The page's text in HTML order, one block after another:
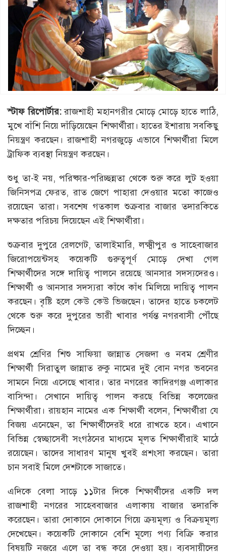
স্টাফ রিপোর্টার:রাজশাহী মহানগরীর মোড়ে মোড়ে হাতে লাঠি,
মুখে বাঁশি নিয়ে দাঁড়িয়েছেন শিক্ষার্থীরা। হাতের ইশারায় সবকিছু
নিয়ন্ত্রণ করছেন। রাজশাহী নগরজুড়ে এভাবে শিক্ষার্থীরা মিলে
ট্রাফিক ব্যবস্থা নিয়ন্ত্রণ করছেন।
শুধু তা-ই নয়, পরিষ্কার-পরিচ্ছন্নতা থেকে শুরু করে লুট হওয়া
জিনিসপত্র ফেরত, রাত জেগে পাহারা দেওয়ার মতো কাজেও
রয়েছেন তারা। সবশেষ গতকাল শুক্রবার বাজার তদারকিতে
দক্ষতার পরিচয় দিয়েছেন এই শিক্ষার্থীরা।
শুক্রবার দুপুরে রেলগেট, তালাইমারি, লক্ষ্মীপুর ও সাহেবাজার
জিরোপয়েন্টসহ কয়েকটি গুরুত্বপূর্ণ মোড়ে দেখা গেল
শিক্ষার্থীদের সঙ্গে দায়িত্ব পালনে রয়েছে আনসার সদস্যদেরও।
শিক্ষার্থী ও আনসার সদস্যরা কাঁধে কাঁধ মিলিয়ে দায়িত্ব পালন
করছেন। বৃষ্টি হলে কেউ কেউ ভিজছেন। তাদের হাতে চকলেট
থেকে শুরু করে দুপুরের ভারী খাবার পর্যন্ত নগরবাসী পৌঁছে
দিচ্ছেন।
প্রথম শ্রেণির শিশু সাফিয়া জান্নাত সেজদা ও নবম শ্রেণীর
শিক্ষার্থী সিরাতুল জান্নাত রুকু নামের দুই বোন নগর ভবনের
সামনে নিয়ে এসেছে খাবার। তার নগরের কাদিরগঞ্জ এলাকার
বাসিন্দা। সেখানে দায়িত্ব পালন করছে বিভিন্ন কলেজের
শিক্ষার্থীরা। রায়হান নামের এক শিক্ষার্থী বলেন, শিক্ষার্থীরা যে
বিজয় এনেছেন, তা শিক্ষার্থীদেরই ধরে রাখতে হবে। এখানে
বিভিন্ন স্বেচ্ছাসেবী সংগঠনের মাধ্যমে মূলত শিক্ষার্থীরাই মাঠে
রয়েছেন। তাদের সাধারণ মানুষ খুবই প্রশংসা করছেন। তারা
চান সবাই মিলে দেশটাকে সাজাতে।
এদিকে বেলা সাড়ে ১১টার দিকে শিক্ষার্থীদের একটি দল
রাজশাহী নগরের সাহেববাজার এলাকায় বাজার তদারকি
করেছেন। তারা দোকানে দোকানে গিয়ে ক্রয়মূল্য ও বিক্রয়মূল্য
দেখেছেন। কয়েকটি দোকানে বেশি মূল্যে পণ্য বিক্রি করার
বিষয়টি নজরে এলে তা বন্ধ করে দেওয়া হয়। ব্যবসায়ীদের